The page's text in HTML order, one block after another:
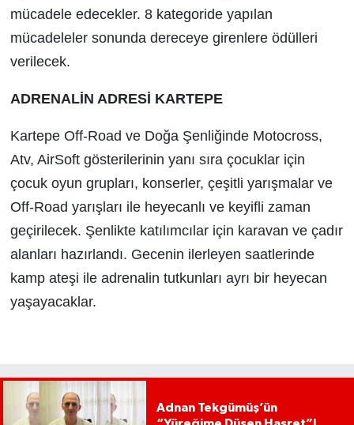
mücadele edecekler. 8 kategoride yapılan
mücadeleler sonunda dereceye girenlere ödülleri
verilecek.
ADRENALİN ADRESİ KARTEPE
Kartepe Off-Road ve Doğa Şenliğinde Motocross,
Atv, AirSoft gösterilerinin yanı sıra çocuklar için
çocuk oyun grupları, konserler, çeşitli yarışmalar ve
Off-Road yarışları ile heyecanlı ve keyifli zaman
geçirilecek. Şenlikte katılımcılar için karavan ve çadır
alanları hazırlandı. Gecenin ilerleyen saatlerinde
kamp ateşi ile adrenalin tutkunları ayrı bir heyecan
yaşayacaklar.
Adnan Tekgümüş’ün